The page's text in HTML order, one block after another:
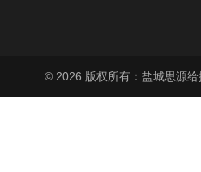
© 2026 版权所有：盐城思源